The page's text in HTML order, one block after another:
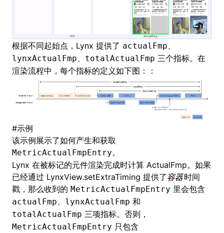
根据不同起始点，Lynx 提供了 actualFmp
lynxActualFmp totalActualFmp 三个指标。在
渲染流程中，每个指标的定义如下图：：
#示例
该示例展示了如何产生和获取
MetricActualFmpEntry。
Lynx 在被标记的元件渲染完成时计算 ActualFmp。如果
已经通过 LynxView.setExtraTiming 提供了容器时间
戳，那么收到的 MetricActualFmpEntry 里会包含
actualFmp lynxActualFmp 和
totalActualFmp 三项指标。否则，
MetricActualFmpEntry 只包含